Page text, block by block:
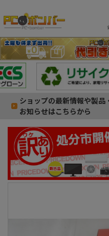
ショップの最新情報や製
お知らせはこちらから